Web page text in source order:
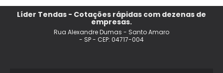
FABRICANTE DE TENDAS INFLAVEIS
TENDA SIMPLES
Líder Tendas - Cotações rápidas com dezenas de
empresas.
Rua Alexandre Dumas - Santo Amaro
- SP - CEP: 04717-004